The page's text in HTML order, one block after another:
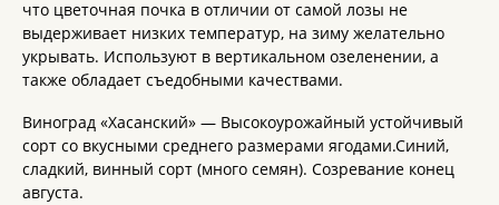
что цветочная почка в отличии от самой лозы не
выдерживает низких температур, на зиму желательно
укрывать. Используют в вертикальном озеленении, а
также обладает съедобными качествами.
Виноград «Хасанский» — Высокоурожайный устойчивый
сорт со вкусными среднего размерами ягодами.Синий,
сладкий, винный сорт (много семян). Созревание конец
августа.